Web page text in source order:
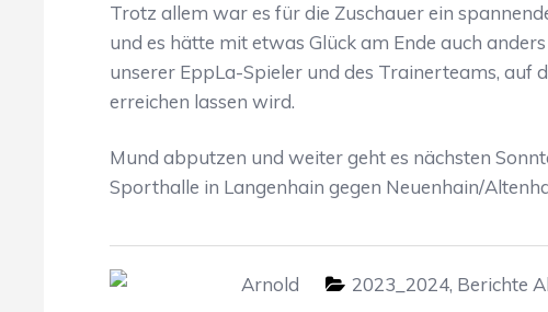
Trotz allem war es für die Zuschauer ein
und es hätte mit etwas Glück am Ende auch
unserer EppLa-Spieler und des Trainerteams, auf
erreichen lassen wird.
Mund abputzen und weiter geht es nächsten
Sporthalle in Langenhain gegen Neuenhain/
Arnold 2023_2024, Berichte